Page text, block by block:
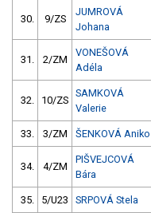
30. 9/ZS
JUMROVÁ
Johana
31. 2/ZM
VONEŠOVÁ
Adéla
32. 10/ZS
SAMKOVÁ
Valerie
33. 3/ZM ŠENKOVÁ Aniko
34. 4/ZM
PIŠVEJCOVÁ
Bára
35. 5/U23 SRPOVÁ Stela